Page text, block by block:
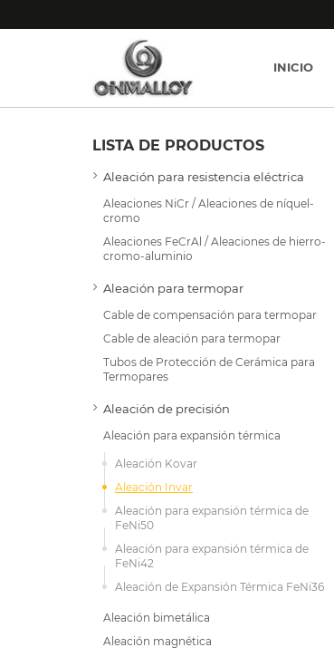
INICIO
LISTA DE PRODUCTOS
Aleación para resistencia eléctrica
Aleaciones NiCr / Aleaciones de níquel-
cromo
Aleaciones FeCrAl / Aleaciones de hierro-
cromo-aluminio
Aleación para termopar
Cable de compensación para termopar
Cable de aleación para termopar
Tubos de Protección de Cerámica para
Termopares
Aleación de precisión
Aleación para expansión térmica
Aleación Kovar
Aleación Invar
Aleación para expansión térmica de
FeNi50
Aleación para expansión térmica de
FeNi42
Aleación de Expansión Térmica FeNi36
Aleación bimetálica
Aleación magnética